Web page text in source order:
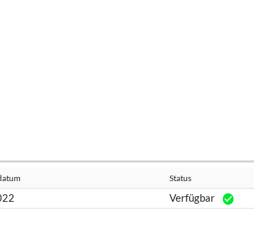
Status
Verfügbar